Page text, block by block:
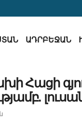
ԱԴՐԲԵՋԱՆ
Հացի